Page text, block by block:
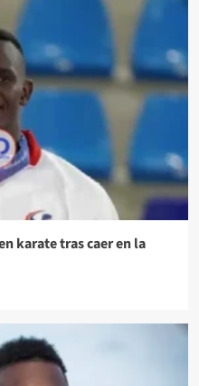
karate tras caer en la